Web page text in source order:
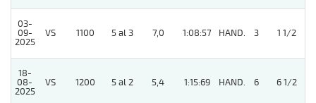
03-
09-
2025
VS 1100 5 al 3 7,0 1:08:57 HAND. 3 1 1/2
18-
08-
2025
VS 1200 5 al 2 5,4 1:15:69 HAND. 6 6 1/2